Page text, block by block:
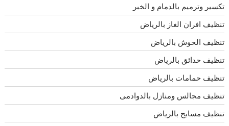
تكسير وترميم بالدمام و الخبر
تنظيف افران الغاز بالرياض
تنظيف الحوش بالرياض
تنظيف حدائق بالرياض
تنظيف حمامات بالرياض
تنظيف مجالس ومنازل بالدوادمى
تنظيف مسابح بالرياض